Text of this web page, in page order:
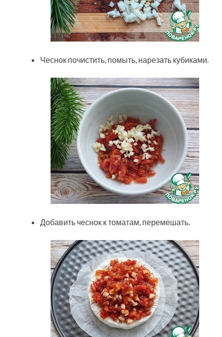
Чеснок почистить, помыть, нарезать кубиками.
Добавить чеснок к томатам, перемешать.